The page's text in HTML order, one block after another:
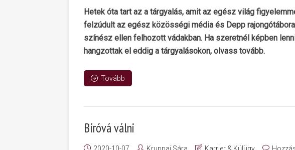
Hetek óta tart az a tárgyalás, amit az egész világ
felzúdult az egész közösségi média és Depp
színész ellen felhozott vádakban. Ha szeretnél képben
hangzottak el eddig a tárgyalásokon, olvass tovább.
Tovább
Bíróvá válni